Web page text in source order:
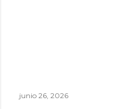
junio 26, 2026